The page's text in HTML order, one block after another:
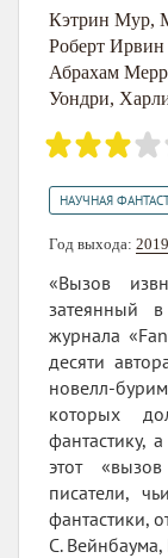
Кэтрин Мур,
Роберт Ирвин
Абрахам
Уондри,
НАУЧНАЯ
Год выхода: 2019
«Вызов
затеянный
журнала
десяти
новелл-
которых
фантастику,
этот
писатели,
фантастики,
С.